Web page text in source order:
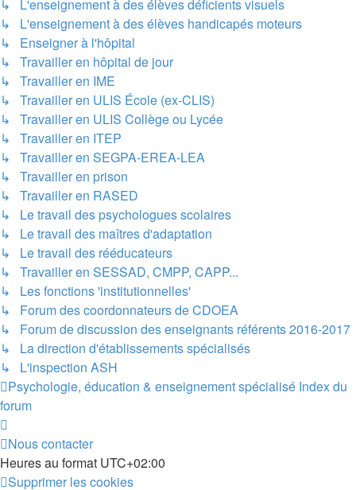
↳ L'enseignement à des élèves déficients visuels
↳ L'enseignement à des élèves handicapés moteurs
↳ Enseigner à l'hôpital
↳ Travailler en hôpital de jour
↳ Travailler en IME
↳ Travailler en ULIS École (ex-CLIS)
↳ Travailler en ULIS Collège ou Lycée
↳ Travailler en ITEP
↳ Travailler en SEGPA-EREA-LEA
↳ Travailler en prison
↳ Travailler en RASED
↳ Le travail des psychologues scolaires
↳ Le travail des maîtres d'adaptation
↳ Le travail des rééducateurs
↳ Travailler en SESSAD, CMPP, CAPP...
↳ Les fonctions 'institutionnelles'
↳ Forum des coordonnateurs de CDOEA
↳ Forum de discussion des enseignants référents 2016-2017
↳ La direction d'établissements spécialisés
↳ L'inspection ASH
Psychologie, éducation & enseignement spécialisé Index du
forum
Nous contacter
Heures au format UTC+02:00
Supprimer les cookies